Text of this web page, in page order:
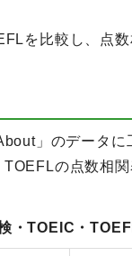
を比較し、点数
」のデータに
の点数相関
・TOEIC・